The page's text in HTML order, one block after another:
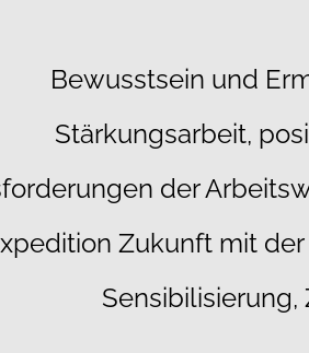
gestalten.
Bewusstsein und
Stärkungsarbeit,
der
Zukunft mit